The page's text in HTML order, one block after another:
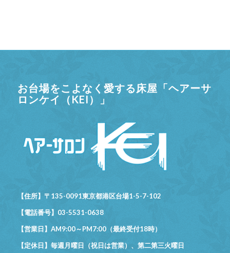
お台場をこよなく愛する床屋「ヘアーサ
ロンケイ（KEI）」
【住所】〒135-0091東京都港区台場1-5-7-102
【電話番号】03-5531-0638
【営業日】AM9:00～PM7:00（最終受付18時）
【定休日】毎週月曜日（祝日は営業）、第二第三火曜日